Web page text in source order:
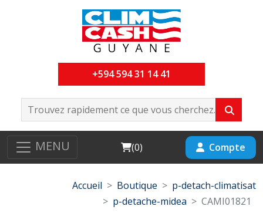
+594 594 31 14 41
MENU Cart
(0) Compte
Accueil Boutique
p-detach-climatisat
p-detache-midea
CAMI01821